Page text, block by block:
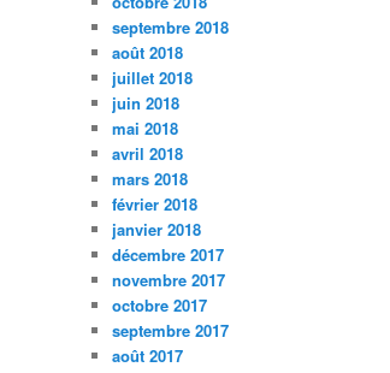
septembre 2018
août 2018
juillet 2018
juin 2018
mai 2018
avril 2018
mars 2018
février 2018
janvier 2018
décembre 2017
novembre 2017
octobre 2017
septembre 2017
août 2017